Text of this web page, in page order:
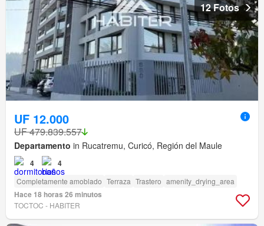
12 Fotos
UF 12.000
UF 479.839.557
Departamento in Rucatremu, Curicó, Región del Maule
4 4
Completamente amoblado Terraza Trastero amenity_drying_area
Hace 18 horas 26 minutos
TOCTOC - HABITER